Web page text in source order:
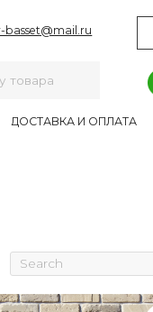
ОБРАТНЫЙ ЗВОНОК